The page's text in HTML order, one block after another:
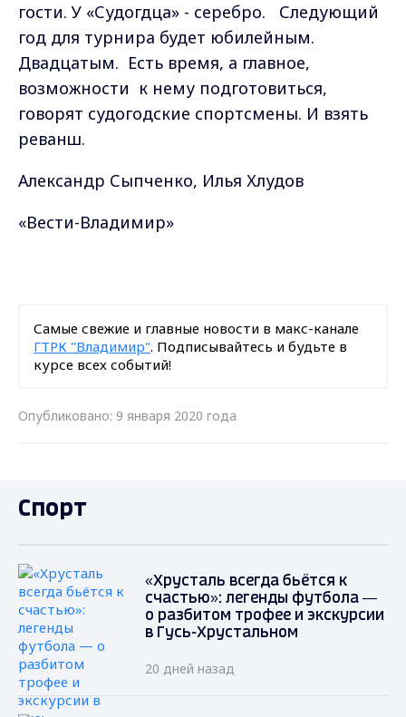
гости. У «Судогдца» - серебро. Следующий
год для турнира будет юбилейным.
Двадцатым. Есть время, а главное,
возможности к нему подготовиться,
говорят судогодские спортсмены. И взять
реванш.
Александр Сыпченко, Илья Хлудов
«Вести-Владимир»
Самые свежие и главные новости в макс-канале
ГТРК "Владимир". Подписывайтесь и будьте в
курсе всех событий!
Опубликовано: 9 января 2020 года
Спорт
«Хрусталь всегда бьётся к
счастью»: легенды футбола —
о разбитом трофее и экскурсии
в Гусь-Хрустальном
20 дней назад